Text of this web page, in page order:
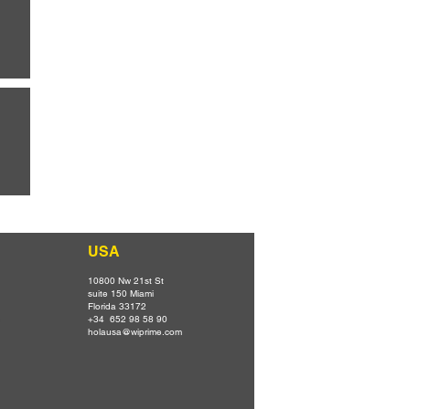
USA
10800 Nw 21st St
suite 150 Miami
Florida 33172
+34 652 98 58 90
holausa@wiprime.com